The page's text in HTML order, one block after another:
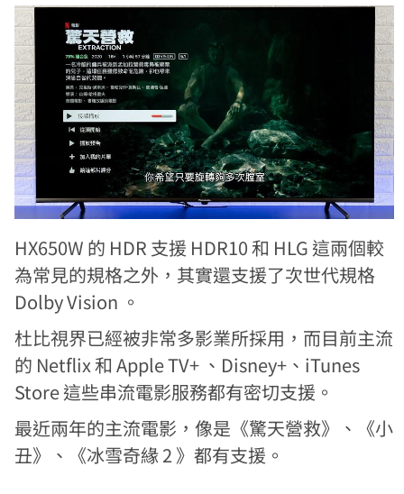
HX650W 的 HDR 支援 HDR10 和 HLG 這兩個較
為常見的規格之外，其實還支援了次世代規格
Dolby Vision 。
杜比視界已經被非常多影業所採用，而目前主流
的 Netflix 和 Apple TV+ 、Disney+、iTunes
Store 這些串流電影服務都有密切支援。
最近兩年的主流電影，像是《驚天營救》、《小
丑》、《冰雪奇緣 2 》都有支援。